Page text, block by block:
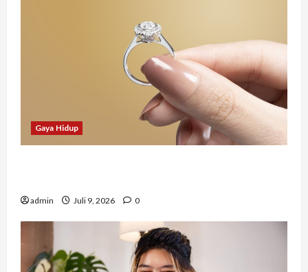
Gaya Hidup
admin Juli 9, 2026 0